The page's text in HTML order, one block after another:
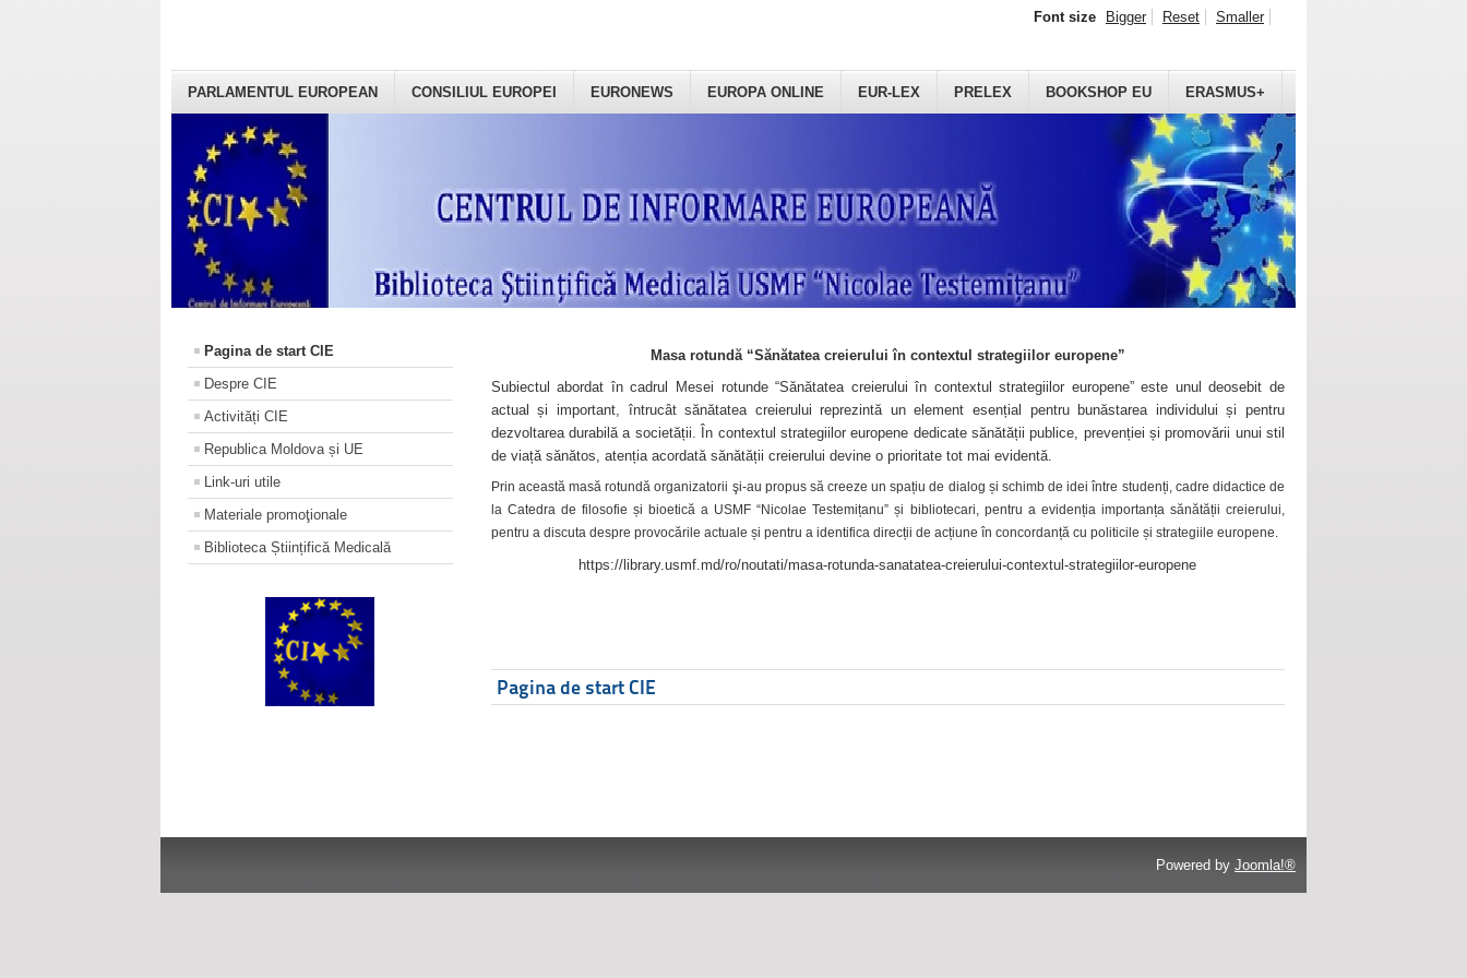
PARLAMENTUL EUROPEAN CONSILIUL EUROPEI EURONEWS EUROPA ONLINE EUR-LEX PRELEX BOOKSHOP EU ERASMUS+
Font size Bigger Reset Smaller
Pagina de start CIE
Despre CIE
Activități CIE
Republica Moldova și UE
Link-uri utile
Materiale promoţionale
Biblioteca Științifică Medicală
Masa rotundă “Sănătatea creierului în contextul strategiilor europene”
Subiectul abordat în cadrul Mesei rotunde “Sănătatea creierului în contextul strategiilor europene” este unul deosebit de
actual și important, întrucât sănătatea creierului reprezintă un element esențial pentru bunăstarea individului și pentru
dezvoltarea durabilă a societății. În contextul strategiilor europene dedicate sănătății publice, prevenției și promovării unui stil
de viață sănătos, atenția acordată sănătății creierului devine o prioritate tot mai evidentă.
Prin această masă rotundă organizatorii şi-au propus să creeze un spațiu de dialog și schimb de idei între studenți, cadre didactice de
la Catedra de filosofie și bioetică a USMF “Nicolae Testemițanu” și bibliotecari, pentru a evidenția importanța sănătății creierului,
pentru a discuta despre provocările actuale și pentru a identifica direcții de acțiune în concordanță cu politicile și strategiile europene.
https://library.usmf.md/ro/noutati/masa-rotunda-sanatatea-creierului-contextul-strategiilor-europene
Pagina de start CIE
Powered by Joomla!®